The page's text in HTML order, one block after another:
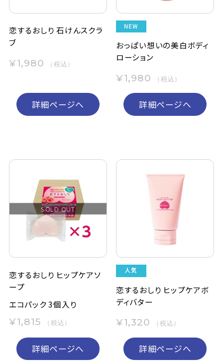
恋するおしり 石けんスクラ
ブ
¥1,980 （税込）
詳細ページへ
おっぱい想いの美白ボディ
ローション
¥1,980 （税込）
詳細ページへ
SOLD OUT
恋するおしり ヒップケアソ
ープ
エコパック 3個入り
¥1,815 （税込）
詳細ページへ
恋するおしり ヒップケアボ
ディバター
¥1,320 （税込）
詳細ページへ